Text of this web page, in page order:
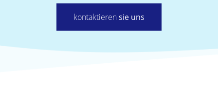
für Ihr Projekt.
kontaktierensie uns